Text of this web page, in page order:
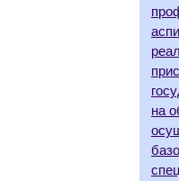
на